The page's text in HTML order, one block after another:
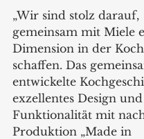
„Wir sind stolz darauf,
gemeinsam mit Miele
Dimension in der
schaffen. Das
entwickelte
exzellentes Design und
Funktionalität mit
Produktion „Made in